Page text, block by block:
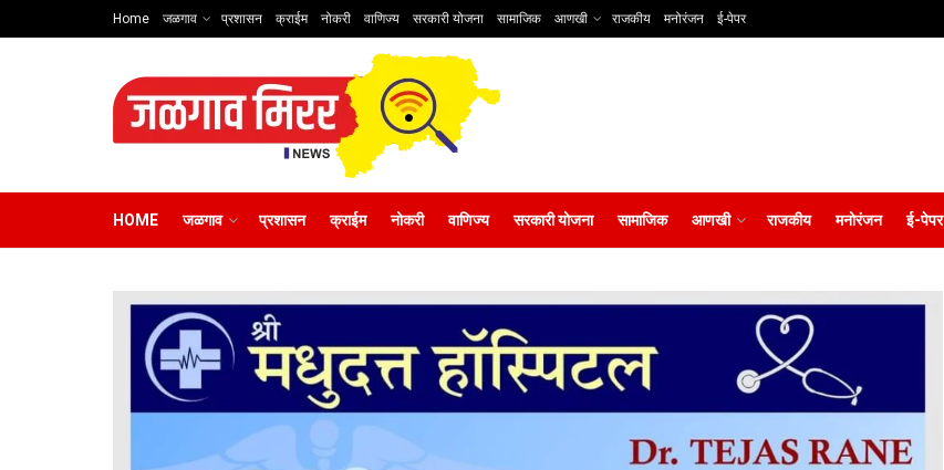
Home जळगाव प्रशासन क्राईम नोकरी वाणिज्य सरकारी योजना सामाजिक आणखी राजकीय मनोरंजन ई-पेपर
HOME जळगाव प्रशासन क्राईम नोकरी वाणिज्य सरकारी योजना सामाजिक आणखी राजकीय मनोरंजन ई-पेपर